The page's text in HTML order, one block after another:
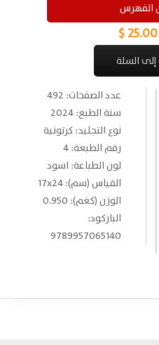
الفهرس
25.00 $
عدد الصفحات: 492
سنة الطبع: 2024
نوع التجليد: كرتونية
رقم الطبعة: 4
لون الطباعة: اسود
القياس (سم): 17x24
الوزن (كغم): 0.950
الباركود:
9789957065140